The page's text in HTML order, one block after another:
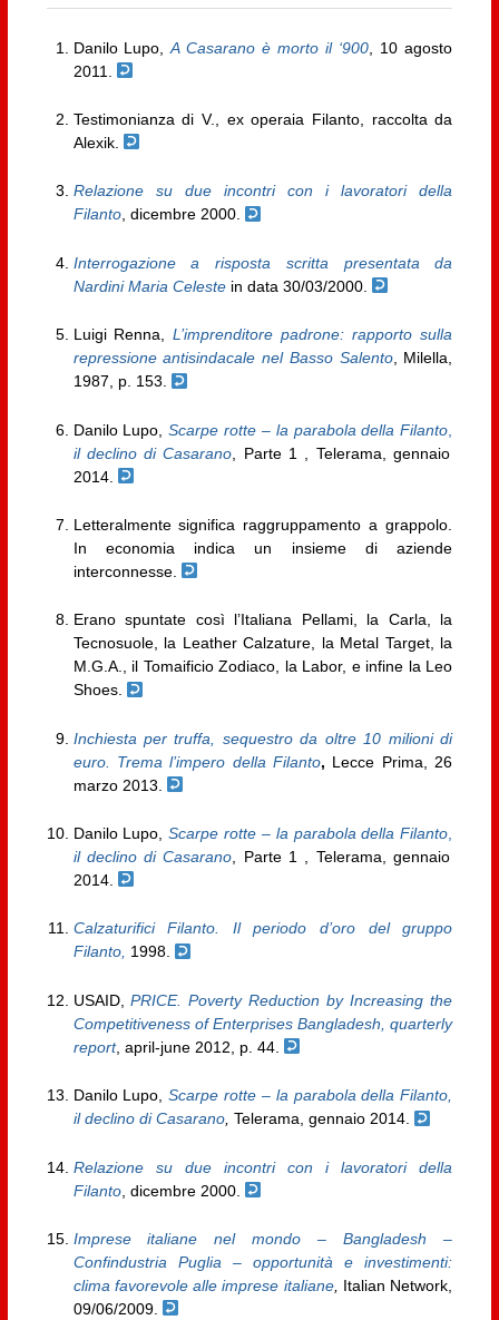
Danilo Lupo,A Casarano è morto il ‘900 , 10 agosto
2011.
Testimonianza di V., ex operaia Filanto, raccolta da
Alexik.
Relazione su due incontri con i lavoratori della
Filanto, dicembre 2000.
Interrogazione a risposta scritta presentata da
Nardini Maria Celestein data 30/03/2000.
Luigi Renna,L’imprenditore padrone: rapporto sulla
repressione antisindacale nel Basso Salento, Milella,
1987, p. 153.
Danilo Lupo,Scarpe rotte – la parabola della Filanto
il declino di Casarano , Parte 1 , Telerama, gennaio
2014.
Letteralmente significa raggruppamento a grappolo.
In economia indica un insieme di aziende
interconnesse.
Erano spuntate così l’Italiana Pellami, la Carla, la
Tecnosuole, la Leather Calzature, la Metal Target, la
M.G.A., il Tomaificio Zodiaco, la Labor, e infine la Leo
Shoes.
Inchiesta per truffa, sequestro da oltre 10 milioni di
euro. Trema l’impero della Filanto, Lecce Prima, 26
marzo 2013.
Danilo Lupo,Scarpe rotte – la parabola della Filanto
il declino di Casarano , Parte 1 , Telerama, gennaio
2014.
Calzaturifici Filanto. Il periodo d’oro del gruppo
Filanto, 1998.
USAID,PRICE. Poverty Reduction by Increasing the
Competitiveness of Enterprises Bangladesh, quarterly
report, april-june 2012, p. 44.
Danilo Lupo, Scarpe rotte – la parabola della Filanto,
il declino di Casarano, Telerama, gennaio 2014.
Relazione su due incontri con i lavoratori della
Filanto, dicembre 2000.
Imprese italiane nel mondo – Bangladesh –
Confindustria Puglia – opportunità e investimenti:
clima favorevole alle imprese italiane, Italian Network,
09/06/2009.